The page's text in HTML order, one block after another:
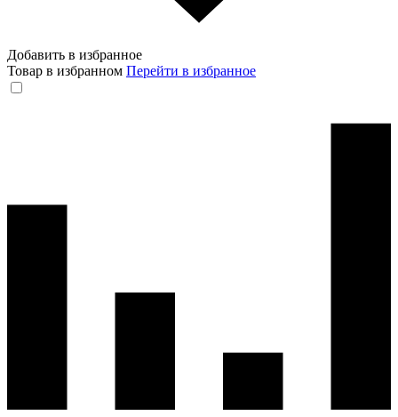
Добавить в избранное
Товар в избранном Перейти в избранное